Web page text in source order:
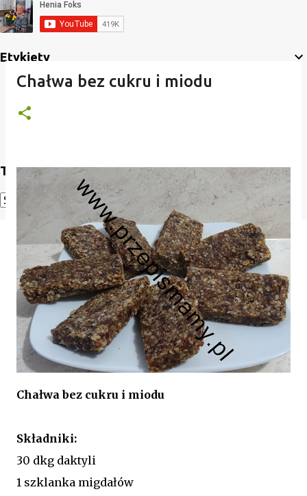
Etykiety
Translate
Powered by Translate
Chałwa bez cukru i miodu
Chałwa bez cukru i miodu
Składniki:
30 dkg daktyli
1 szklanka migdałów